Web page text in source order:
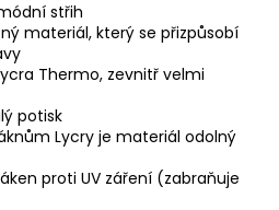
střih
materiál, který se přizpůsobí
Thermo, zevnitř velmi
potisk
Lycry je materiál odolný
proti UV záření (zabraňuje